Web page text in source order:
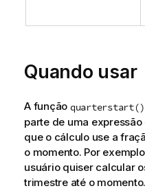
Quando usar
A função quarterstart()
parte de uma
que o cálculo use a
o momento. Por
usuário quiser calcular
trimestre até o momento.